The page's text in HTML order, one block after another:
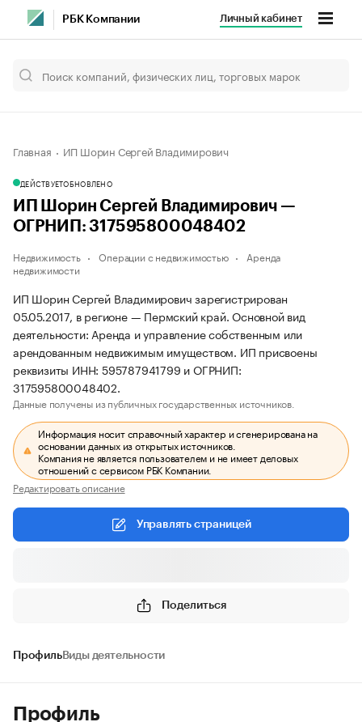
РБК Компании Личный кабинет
Главная ИП Шорин Сергей Владимирович
ДЕЙСТВУЕТОБНОВЛЕНО
ИП Шорин Сергей Владимирович —
ОГРНИП: 317595800048402
Недвижимость Операции с недвижимостью
Аренда
недвижимости
ИП Шорин Сергей Владимирович зарегистрирован
05.05.2017, в регионе — Пермский край. Основной вид
деятельности: Аренда и управление собственным или
арендованным недвижимым имуществом. ИП присвоены
реквизиты ИНН: 595787941799 и ОГРНИП:
317595800048402.
Данные получены из публичных государственных источников.
Информация носит справочный характер и сгенерирована на
основании данных из открытых источников.
Компания не является пользователем и не имеет деловых
отношений с сервисом РБК Компании.
Редактировать описание
Управлять страницей
Поделиться
ПрофильВиды деятельности
Профиль